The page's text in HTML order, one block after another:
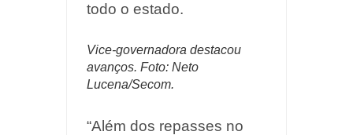
todo o estado.
Vice-governadora destacou
avanços. Foto: Neto
Lucena/Secom.
“Além dos repasses no